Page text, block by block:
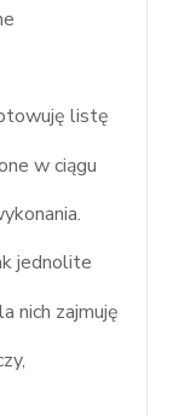
listę
w ciągu
jednolite
nich zajmuję